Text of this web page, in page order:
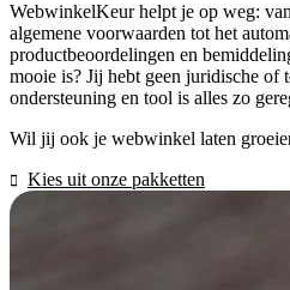
WebwinkelKeur helpt je op weg:
algemene voorwaarden tot het
productbeoordelingen en
mooie is? Jij hebt geen juridische of
ondersteuning en tool is alles zo
Wil jij ook je webwinkel laten
Kies uit onze pakketten